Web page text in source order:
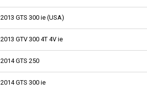
2013 GTS 300 ie (USA)
2013 GTV 300 4T 4V ie
2014 GTS 250
2014 GTS 300 ie